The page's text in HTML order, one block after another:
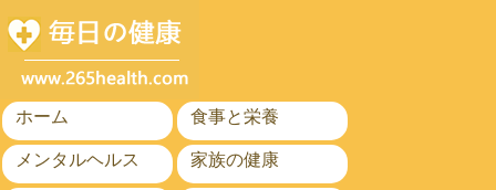
ホーム
食事と栄養
メンタルヘルス
家族の健康